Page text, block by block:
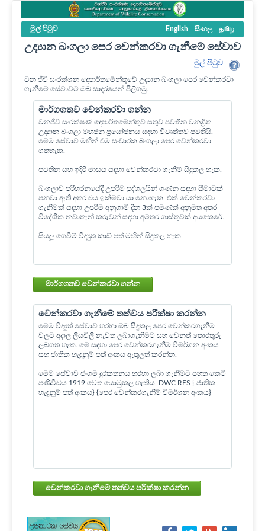
මුල් පි‍ටුව English සිංහල தமிழ
උද්‍යාන බංගලා පෙර වෙන්කරවා ගැනීමේ සේවාව
මුල් පි‍ටුව
වන ජීවී සංරක්ශන දෙපාර්තමේන්තුවේ උද්‍යාන බංගලා පෙර වෙන්කරවා
ගැනීමේ සේවාවට ඔබ සාදරයෙන් පිලිගමු.
මාර්ගගතව වෙන්කරවා ගන්න
වනජීවී සංරක්ෂණ දෙපාර්තමේන්තුව සතුව පවතින වනශ්‍රිත
උද්‍යාන බංගලා මහජන ප්‍රයෝජනය සඳහා විවෘත්තව පවතියි.
මෙම සේවාව මඟින් එම සංචාරක බංගලා පෙර වෙන්කරවා
ගතහැක.
පවතින සහ ඉදිරි මාසය සඳහා වෙන්කරවා ගැනීම් සිදුකල හැක.
බංගලාව පරිහරනයේදී උපරිම පුද්ගලයින් ගණන සඳහා සීමාවක්
පනවා ඇති අතර එය ඉක්මවා යා නොහැක. එක් වෙන්කරවා
ගැනීමක් සඳහා උපරිම අනුගාමී දින 3ක් පමණක් අනුමත අතර
විදේශික නවාතැන් කරුවන් සඳහා අමතර ගාස්තුවක් අයකෙරේ.
සියලු ගෙවීම් විද්‍යුත කාඩ් පත් මඟින් සිදුකල හැක.
මාර්ගගතව වෙන්කරවා ගන්න
වෙන්කරවා ගැනීමේ තත්වය පරීක්ෂා කරන්න
මෙම විද්‍යුත් සේවාව හරහා ඔබ සිදුකල පෙර වෙන්කරගැනීම්
වලට අදාල ලියවිලි නැවත ලබාගැනීමට සහ වෙනත් තොරතුරු
ලබගත හැක. මේ සඳහා පෙර වෙන්කරගැනීම් විමර්ශන අංකය
සහ ජාතික හැඳුනුම් පත් අංකය ඇතුලත් කරන්න.
මෙම සේවාව ජංගම දුරකතනය හරහා ලබා ගැනීමට පහත කෙටි
පණිවිඩය 1919 වෙත යොමුකල හැකිය. DWC RES { ජාතික
හැඳුනුම් පත් අංකය} {පෙර වෙන්කරගැනීම් විමර්ශන අංකය}
වෙන්කරවා ගැනීමේ තත්වය පරීක්ෂා කරන්න